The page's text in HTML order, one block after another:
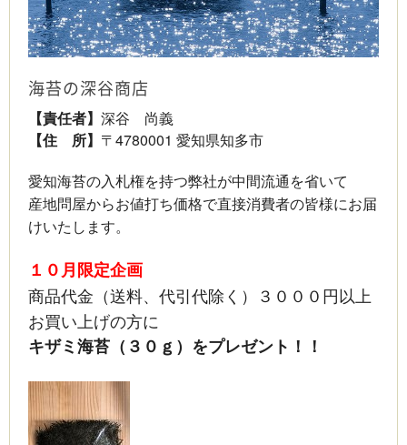
海苔の深谷商店
【責任者】 深谷 尚義
【住 所】 〒4780001 愛知県知多市
愛知海苔の入札権を持つ弊社が中間流通を省いて
産地問屋からお値打ち価格で直接消費者の皆様にお届
けいたします。
１０月限定企画
商品代金（送料、代引代除く）３０００円以上
お買い上げの方に
キザミ海苔（３０ｇ）をプレゼント！！